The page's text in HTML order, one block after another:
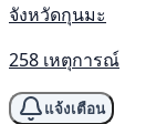
จังหวัดกุนมะ
258 เหตุการณ์
แจ้งเตือน